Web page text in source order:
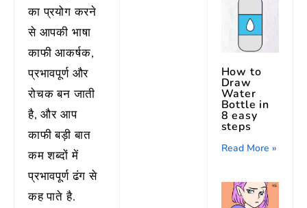
का प्रयोग करने
से आपकी भाषा
काफी आकर्षक,
प्रभावपूर्ण और
रोचक बन जाती
है, और आप
काफी बड़ी बात
कम शब्दों में
प्रभावपूर्ण ढंग से
कह पाते है.
How to
Draw
Water
Bottle in
8 easy
steps
Read More »